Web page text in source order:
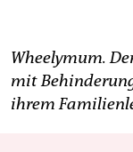
Wheelymum.
mit
ihrem